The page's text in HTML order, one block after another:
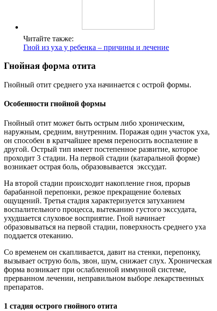
Читайте также:
Гной из уха у ребенка – причины и лечение
Гнойная форма отита
Гнойный отит среднего уха начинается с острой формы.
Особенности гнойной формы
Гнойный отит может быть острым либо хроническим,
наружным, средним, внутренним. Поражая один участок уха,
он способен в кратчайшее время переносить воспаление в
другой. Острый тип имеет постепенное развитие, которое
проходит 3 стадии. На первой стадии (катаральной форме)
возникает острая боль, образовывается экссудат.
На второй стадии происходит накопление гноя, прорыв
барабанной перепонки, резкое прекращение болевых
ощущений. Третья стадия характеризуется затуханием
воспалительного процесса, вытеканию густого экссудата,
ухудшается слуховое восприятие. Гной начинает
образовываться на первой стадии, поверхность среднего уха
поддается отеканию.
Со временем он скапливается, давит на стенки, перепонку,
вызывает острую боль, звон, шум, снижает слух. Хроническая
форма возникает при ослабленной иммунной системе,
прерванном лечении, неправильном выборе лекарственных
препаратов.
1 стадия острого гнойного отита